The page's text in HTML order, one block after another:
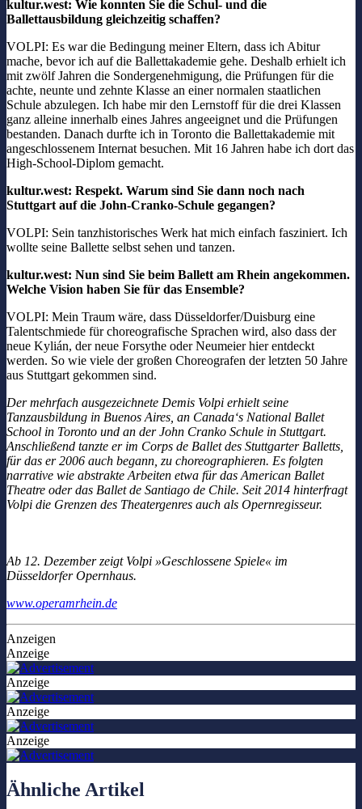
kultur.west: Wie konnten Sie die Schul- und die
Ballettausbildung gleichzeitig schaffen?
VOLPI: Es war die Bedingung meiner Eltern, dass ich Abitur
mache, bevor ich auf die Ballettakademie gehe. Deshalb erhielt ich
mit zwölf Jahren die Sondergenehmigung, die Prüfungen für die
achte, neunte und zehnte Klasse an einer normalen staatlichen
Schule abzulegen. Ich habe mir den Lernstoff für die drei Klassen
ganz alleine innerhalb eines Jahres angeeignet und die Prüfungen
bestanden. Danach durfte ich in Toronto die Ballettakademie mit
angeschlossenem Internat besuchen. Mit 16 Jahren habe ich dort das
High-School-Diplom gemacht.
kultur.west: Respekt. Warum sind Sie dann noch nach
Stuttgart auf die John-Cranko-Schule gegangen?
VOLPI: Sein tanzhistorisches Werk hat mich einfach fasziniert. Ich
wollte seine Ballette selbst sehen und tanzen.
kultur.west: Nun sind Sie beim Ballett am Rhein angekommen.
Welche Vision haben Sie für das Ensemble?
VOLPI: Mein Traum wäre, dass Düsseldorfer/Duisburg eine
Talentschmiede für choreografische Sprachen wird, also dass der
neue Kylián, der neue Forsythe oder Neumeier hier entdeckt
werden. So wie viele der großen Choreografen der letzten 50 Jahre
aus Stuttgart gekommen sind.
Der mehrfach ausgezeichnete Demis Volpi erhielt seine
Tanzausbildung in Buenos Aires, an Canada‘s National Ballet
School in Toronto und an der John Cranko Schule in Stuttgart.
Anschließend tanzte er im Corps de Ballet des Stuttgarter Balletts,
für das er 2006 auch begann, zu choreographieren. Es folgten
narrative wie abstrakte Arbeiten etwa für das American Ballet
Theatre oder das Ballet de Santiago de Chile. Seit 2014 hinterfragt
Volpi die Grenzen des Theatergenres auch als Opernregisseur.
Ab 12. Dezember zeigt Volpi »Geschlossene Spiele« im
Düsseldorfer Opernhaus.
www.operamrhein.de
Anzeigen
Anzeige
Anzeige
Anzeige
Anzeige
Ähnliche Artikel